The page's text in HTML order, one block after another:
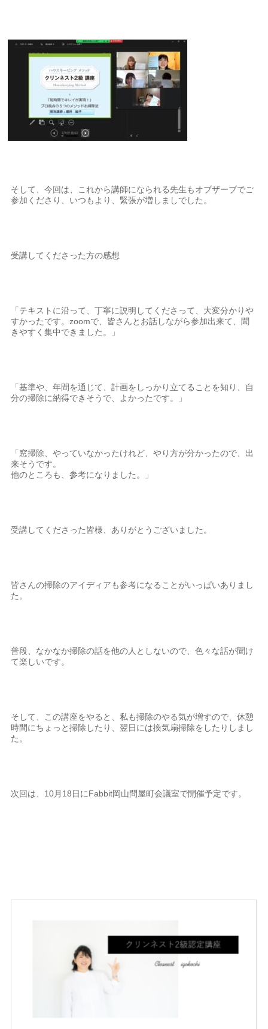
そして、今回は、これから講師になられる先生もオブザーブでご
参加くださり、いつもより、緊張が増しましでした。
受講してくださった方の感想
「テキストに沿って、丁寧に説明してくださって、大変分かりや
すかったです。zoomで、皆さんとお話しながら参加出来て、聞
きやすく集中できました。」
「基準や、年間を通じて、計画をしっかり立てることを知り、自
分の掃除に納得できそうで、よかったです。」
「窓掃除、やっていなかったけれど、やり方が分かったので、出
来そうです。
他のところも、参考になりました。」
受講してくださった皆様、ありがとうございました。
皆さんの掃除のアイディアも参考になることがいっぱいありまし
た。
普段、なかなか掃除の話を他の人としないので、色々な話が聞け
て楽しいです。
そして、この講座をやると、私も掃除のやる気が増すので、休憩
時間にちょっと掃除したり、翌日には換気扇掃除をしたりしまし
た。
次回は、10月18日にFabbit岡山問屋町会議室で開催予定です。